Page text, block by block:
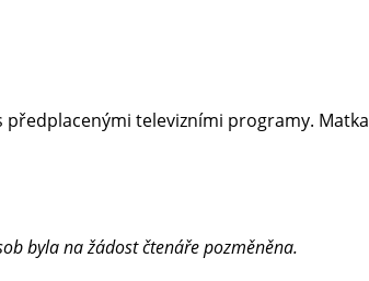
televizními programy. Matka
byla na žádost čtenáře pozměněna.